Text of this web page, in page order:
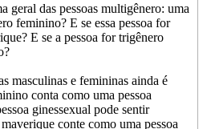
geral das pessoas multigênero: uma
feminino? E se essa pessoa for
E se a pessoa for trigênero
masculinas e femininas ainda é
conta como uma pessoa
ginessexual pode sentir
conte como uma pessoa